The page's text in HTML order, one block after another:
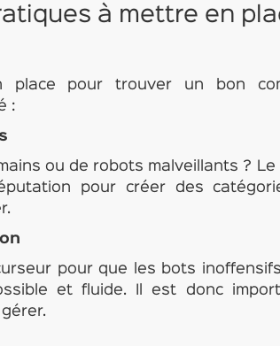
à mettre en
place pour trouver un bon
:
ou de robots malveillants ?
pour créer des
pour que les bots
et fluide. Il est donc